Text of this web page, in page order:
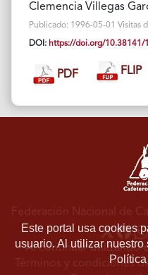
Clemencia Villegas
Publicado: 1996-05-01 Visitas
DOI: https://doi.org/10.38141/
PDF FLIP
Este portal usa cookies
usuario. Al utilizar
Federación Nacional de
Al continuar utilizando
Términos y condiciones